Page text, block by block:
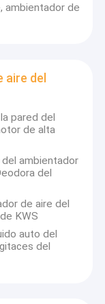
ambientador de
aire del
pared del
de alta
ambientador
del
de aire del
KWS
auto del
del